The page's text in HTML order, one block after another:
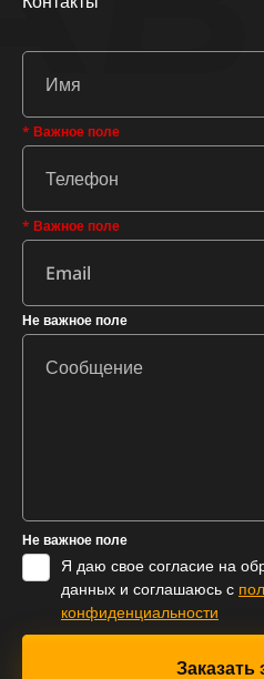
* Важное поле
* Важное поле
Не важное поле
Не важное поле
Я даю свое согласие на
данных и соглашаюсь с
конфиденциальности